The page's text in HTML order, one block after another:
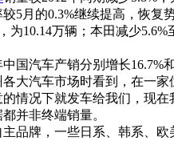
5月的0.3%继续提高，恢复
10.14万辆；本田减少
国汽车产销分别增长16.7%
大汽车市场时看到，在一
情况下就发车给我们，现
并非终端销量。
品牌，一些日系、韩系、欧